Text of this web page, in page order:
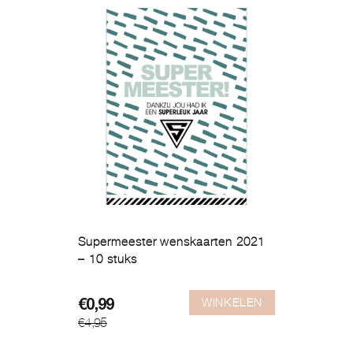
Supermeester wenskaarten 2021
– 10 stuks
€4,95
Oorspronkelijke
prijs
€0,99
Huidige
prijs
WINKELEN